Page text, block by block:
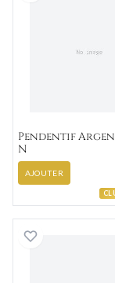
Pendentif
N
AJOUTER